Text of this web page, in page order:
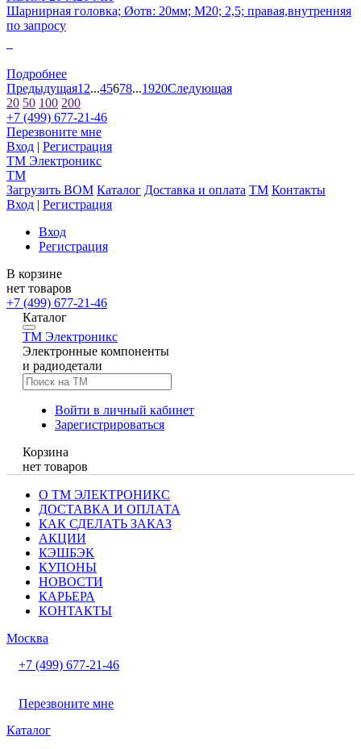
Шарнирная головка; Øотв: 20мм; M20; 2,5; правая,внутренняя
по запросу
Подробнее
Предыдущая1 2...45678...1920Следующая
20 50 100 200
+7 (499) 677-21-46
Перезвоните мне
Вход | Регистрация
TM Электроникс
TM
Загрузить BOM Каталог Доставка и оплата TM Контакты
Вход | Регистрация
Вход
Регистрация
В корзине
нет товаров
+7 (499) 677-21-46
Каталог
TM Электроникс
Электронные компоненты
и радиодетали
Войти в личный кабинет
Зарегистрироваться
Корзина
нет товаров
О ТМ ЭЛЕКТРОНИКС
ДОСТАВКА И ОПЛАТА
КАК СДЕЛАТЬ ЗАКАЗ
АКЦИИ
КЭШБЭК
КУПОНЫ
НОВОСТИ
КАРЬЕРА
КОНТАКТЫ
Москва
+7 (499) 677-21-46
Перезвоните мне
Каталог